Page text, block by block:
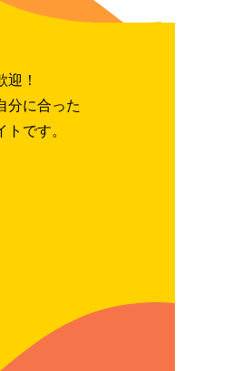
迎！
分に合った
です。